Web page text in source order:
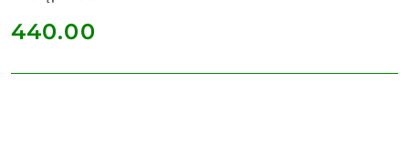
cena:
440.00